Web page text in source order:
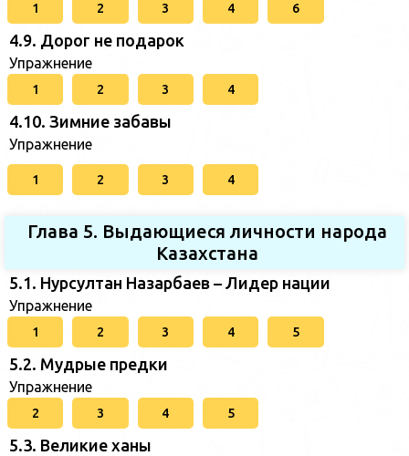
1 2 3 4 6
4.9. Дорог не подарок
Упражнение
1 2 3 4
4.10. Зимние забавы
Упражнение
1 2 3 4
Глава 5. Выдающиеся личности народа
Казахстана
5.1. Нурсултан Назарбаев – Лидер нации
Упражнение
1 2 3 4 5
5.2. Мудрые предки
Упражнение
2 3 4 5
5.3. Великие ханы